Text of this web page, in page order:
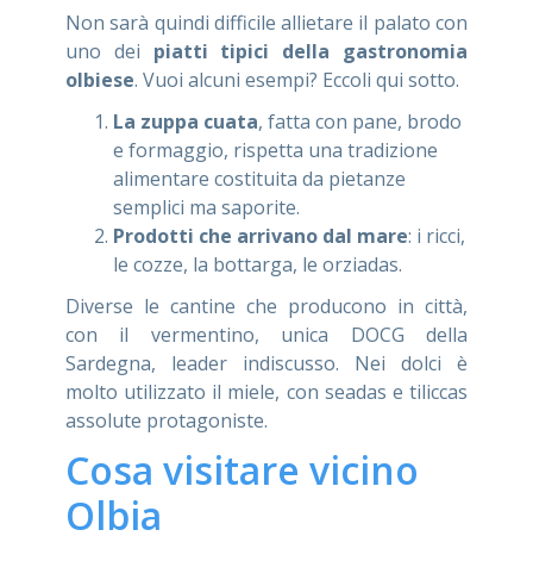
Non sarà quindi difficile allietare il palato con
uno dei piatti tipici della gastronomia
olbiese. Vuoi alcuni esempi? Eccoli qui sotto.
La zuppa cuata, fatta con pane, brodo
e formaggio, rispetta una tradizione
alimentare costituita da pietanze
semplici ma saporite.
Prodotti che arrivano dal mare: i ricci,
le cozze, la bottarga, le orziadas.
Diverse le cantine che producono in città,
con il vermentino, unica DOCG della
Sardegna, leader indiscusso. Nei dolci è
molto utilizzato il miele, con seadas e tiliccas
assolute protagoniste.
Cosa visitare vicino
Olbia